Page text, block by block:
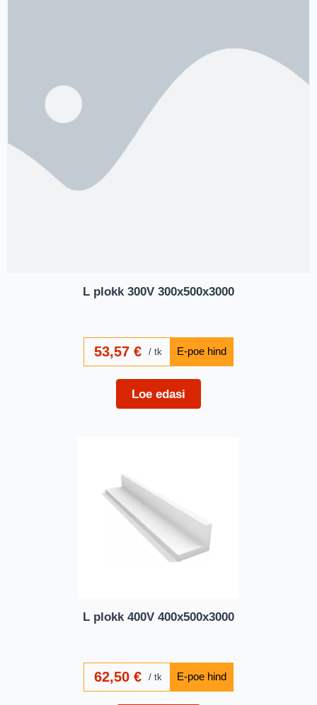
L plokk 300V 300x500x3000
53,57 € tk
Loe edasi
L plokk 400V 400x500x3000
62,50 € tk